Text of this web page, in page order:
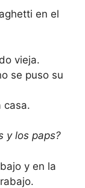
en el
vieja.
se puso su
casa.
y los paps?
y en la